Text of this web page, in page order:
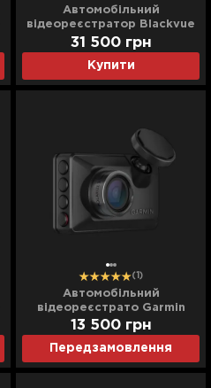
Автомобільний
відеореєстратор Blackvue
(DR 750 X-2CH TRUCK)
(UA)
Купити
31 500 грн
(1)
Автомобільний
відеореєстрато Garmin
Dash Cam X210 (010-02859-
10) (Global)
Передзамовлення
13 500 грн